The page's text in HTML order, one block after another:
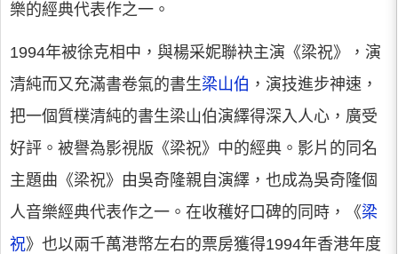
樂的經典代表作之一。
1994年被徐克相中，與楊采妮聯袂主演《梁祝》，演
清純而又充滿書卷氣的書生梁山伯 ，演技進步神速，
把一個質樸清純的書生梁山伯演繹得深入人心，廣受
好評。被譽為影視版《梁祝》中的經典。影片的同名
主題曲《梁祝》由吳奇隆親自演繹，也成為吳奇隆個
人音樂經典代表作之一。在收穫好口碑的同時，《梁
祝》也以兩千萬港幣左右的票房獲得1994年香港年度